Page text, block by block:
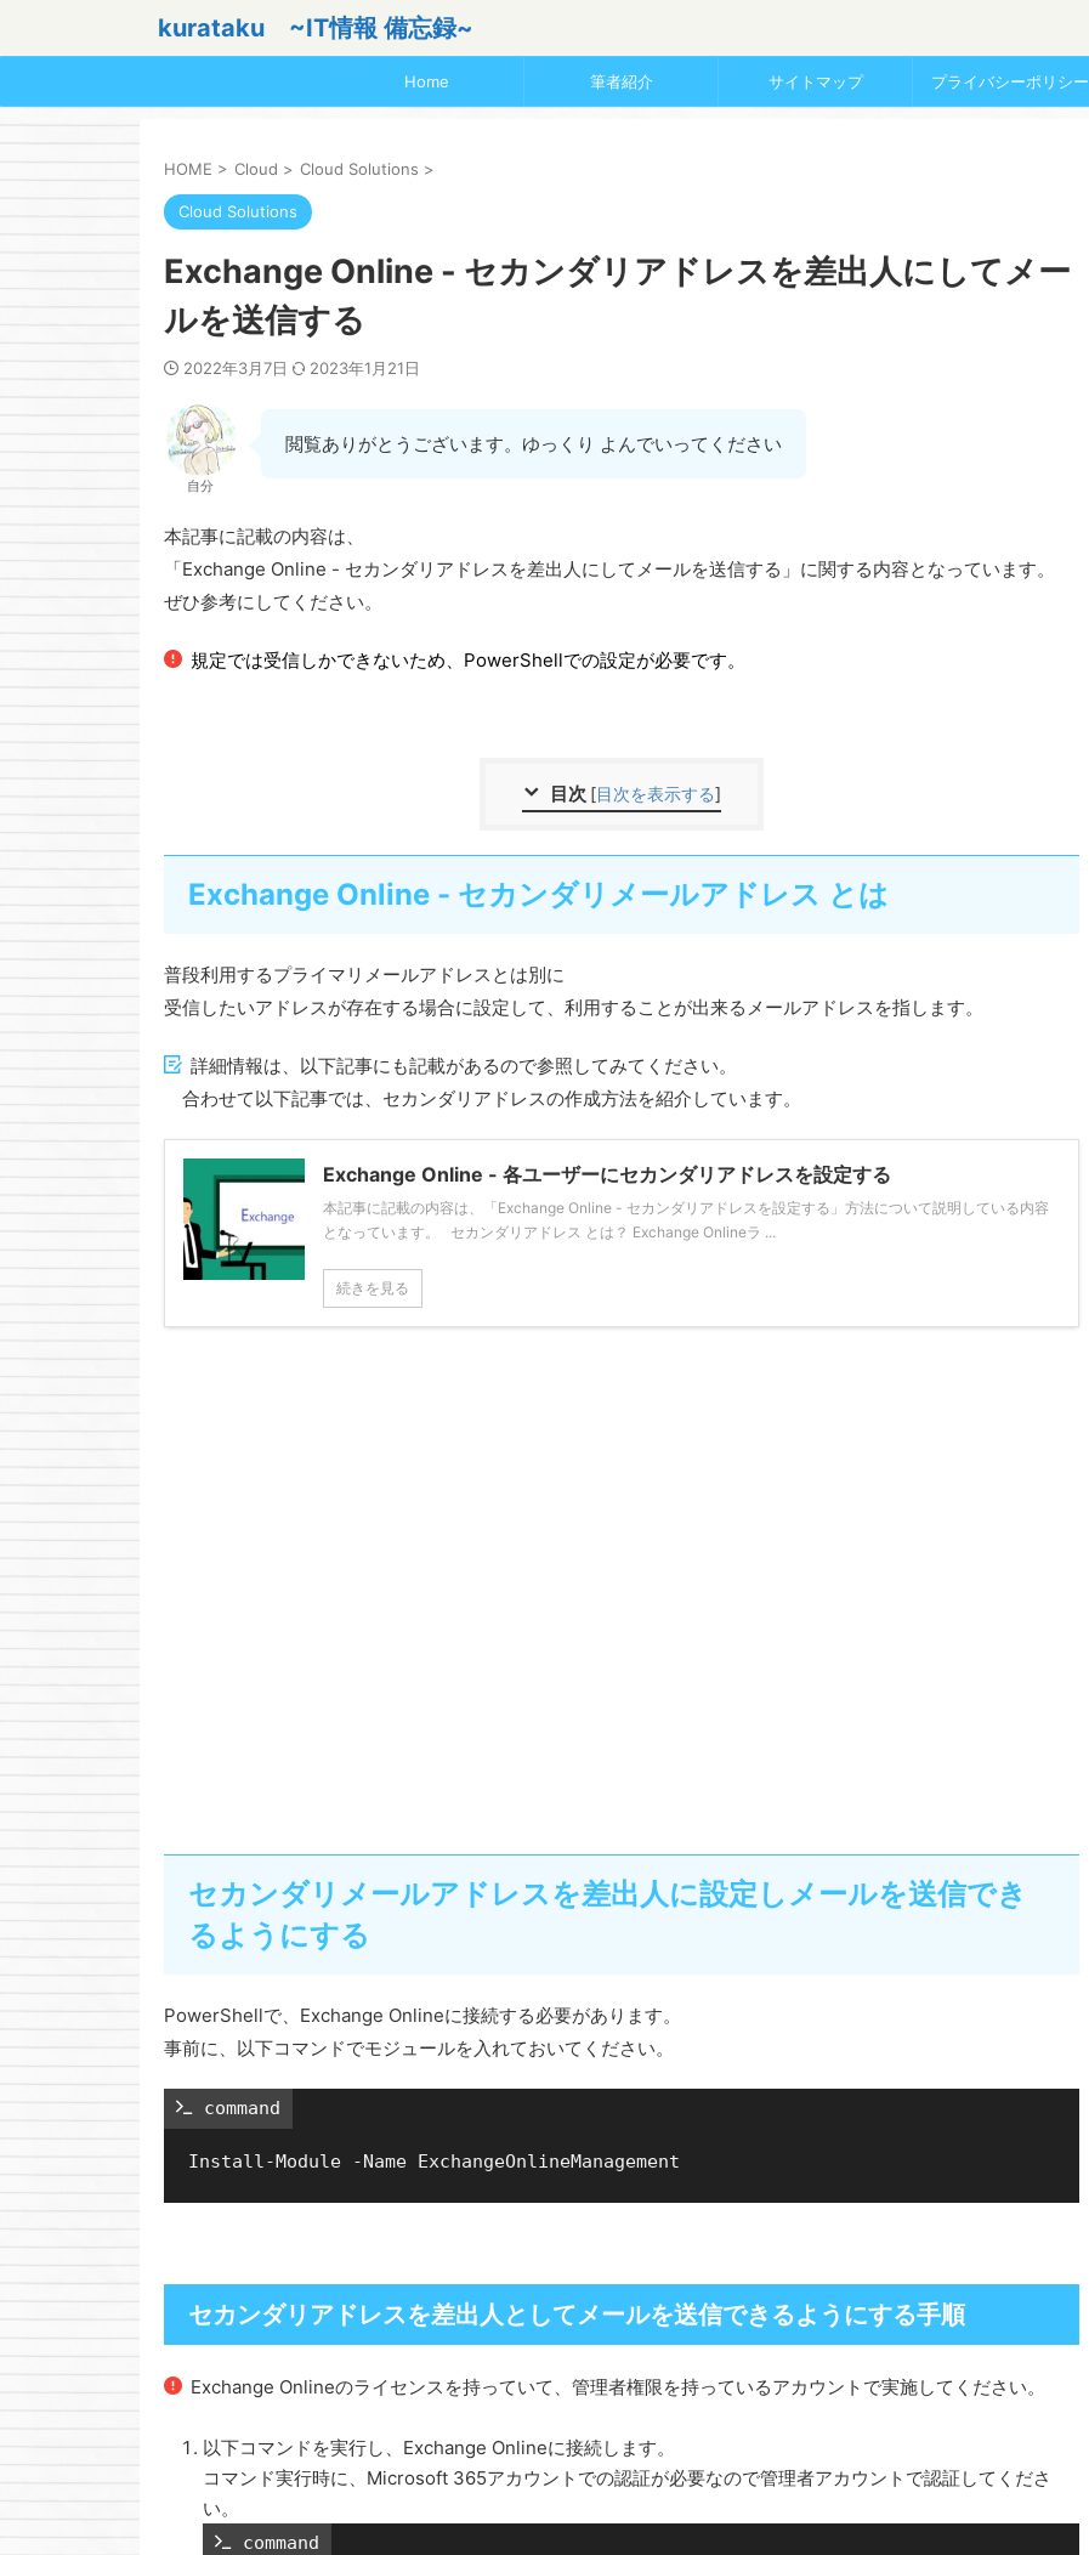
kurataku ~IT情報 備忘録~
Home 筆者紹介 サイトマップ プライバシーポリシー
HOME > Cloud > Cloud Solutions >
Cloud Solutions
Exchange Online - セカンダリアドレスを差出人にしてメー
ルを送信する
2022年3月7日 2023年1月21日
自分
閲覧ありがとうございます。ゆっくり よんでいってください
本記事に記載の内容は、
「Exchange Online - セカンダリアドレスを差出人にしてメールを送信する」に関する内容となっています。
ぜひ参考にしてください。
規定では受信しかできないため、PowerShellでの設定が必要です。
目次 [目次を表示する]
Exchange Online - セカンダリメールアドレス とは
普段利用するプライマリメールアドレスとは別に
受信したいアドレスが存在する場合に設定して、利用することが出来るメールアドレスを指します。
詳細情報は、以下記事にも記載があるので参照してみてください。
合わせて以下記事では、セカンダリアドレスの作成方法を紹介しています。
Exchange Online - 各ユーザーにセカンダリアドレスを設定する
本記事に記載の内容は、「Exchange Online - セカンダリアドレスを設定する」方法について説明している内容
となっています。 セカンダリアドレス とは？ Exchange Onlineラ ...
続きを見る
セカンダリメールアドレスを差出人に設定しメールを送信でき
るようにする
PowerShellで、Exchange Onlineに接続する必要があります。
事前に、以下コマンドでモジュールを入れておいてください。
command
セカンダリアドレスを差出人としてメールを送信できるようにする手順
Exchange Onlineのライセンスを持っていて、管理者権限を持っているアカウントで実施してください。
以下コマンドを実行し、Exchange Onlineに接続します。
コマンド実行時に、Microsoft 365アカウントでの認証が必要なので管理者アカウントで認証してくださ
い。
command